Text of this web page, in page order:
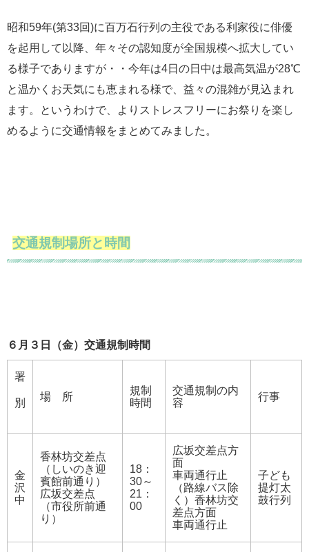
昭和59年(第33回)に百万石行列の主役である利家役に俳優
を起用して以降、年々その認知度が全国規模へ拡大してい
る様子でありますが・・今年は4日の日中は最高気温が28℃
と温かくお天気にも恵まれる様で、益々の混雑が見込まれ
ます。というわけで、よりストレスフリーにお祭りを楽し
めるように交通情報をまとめてみました。
交通規制場所と時間
６月３日（金）交通規制時間
署
別
場 所
規制
時間
交通規制の内
容
行事
金
沢
中
香林坊交差点
（しいのき迎
賓館前通り）
広坂交差点
（市役所前通
り）
18：
30～
21：
00
広坂交差点方
面
車両通行止
（路線バス除
く）香林坊交
差点方面
車両通行止
子ども
提灯太
鼓行列